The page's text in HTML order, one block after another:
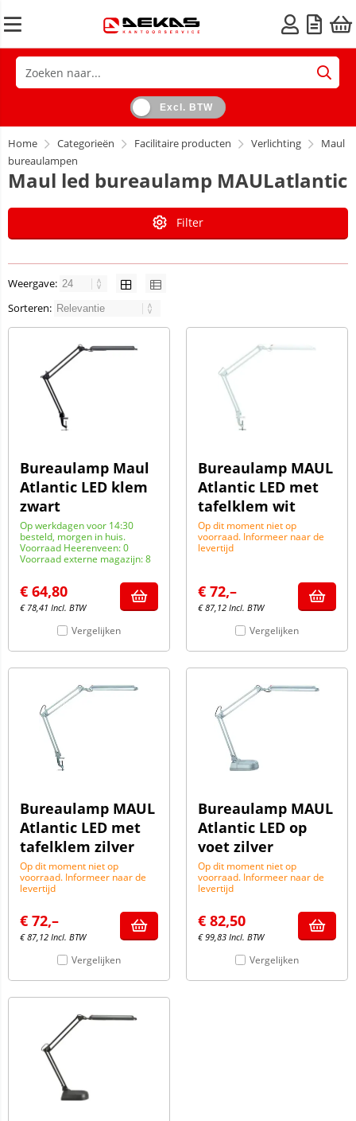
Excl. BTW
Home Categorieën Facilitaire producten Verlichting
Maul
bureaulampen
Maul led bureaulamp MAULatlantic
Filter
Weergave:
Sorteren:
Bureaulamp Maul
Atlantic LED klem
zwart
Op werkdagen voor 14:30
besteld, morgen in huis.
Voorraad Heerenveen: 0
Voorraad externe magazijn: 8
€ 64,80
€ 78,41 Incl. BTW
Vergelijken
Bureaulamp MAUL
Atlantic LED met
tafelklem wit
Op dit moment niet op
voorraad. Informeer naar de
levertijd
€ 72,–
€87,12 Incl. BTW
Vergelijken
Bureaulamp MAUL
Atlantic LED met
tafelklem zilver
Op dit moment niet op
voorraad. Informeer naar de
levertijd
€ 72,–
€87,12 Incl. BTW
Vergelijken
Bureaulamp MAUL
Atlantic LED op
voet zilver
Op dit moment niet op
voorraad. Informeer naar de
levertijd
€ 82,50
€99,83 Incl. BTW
Vergelijken